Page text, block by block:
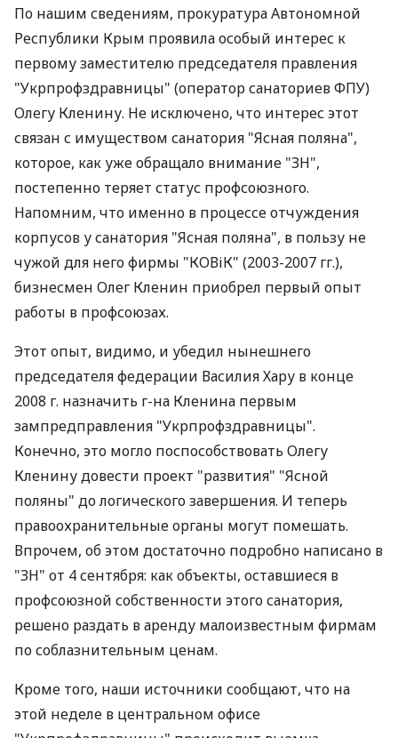
По нашим сведениям, прокуратура Автономной
Республики Крым проявила особый интерес к
первому заместителю председателя правления
"Укрпрофздравницы" (оператор санаториев ФПУ)
Олегу Кленину. Не исключено, что интерес этот
связан с имуществом санатория "Ясная поляна",
которое, как уже обращало внимание "ЗН",
постепенно теряет статус профсоюзного.
Напомним, что именно в процессе отчуждения
корпусов у санатория "Ясная поляна", в пользу не
чужой для него фирмы "КОВіК" (2003-2007 гг.),
бизнесмен Олег Кленин приобрел первый опыт
работы в профсоюзах.
Этот опыт, видимо, и убедил нынешнего
председателя федерации Василия Хару в конце
2008 г. назначить г-на Кленина первым
зампредправления "Укрпрофздравницы".
Конечно, это могло поспособствовать Олегу
Кленину довести проект "развития" "Ясной
поляны" до логического завершения. И теперь
правоохранительные органы могут помешать.
Впрочем, об этом достаточно подробно написано в
"ЗН" от 4 сентября: как объекты, оставшиеся в
профсоюзной собственности этого санатория,
решено раздать в аренду малоизвестным фирмам
по соблазнительным ценам.
Кроме того, наши источники сообщают, что на
этой неделе в центральном офисе